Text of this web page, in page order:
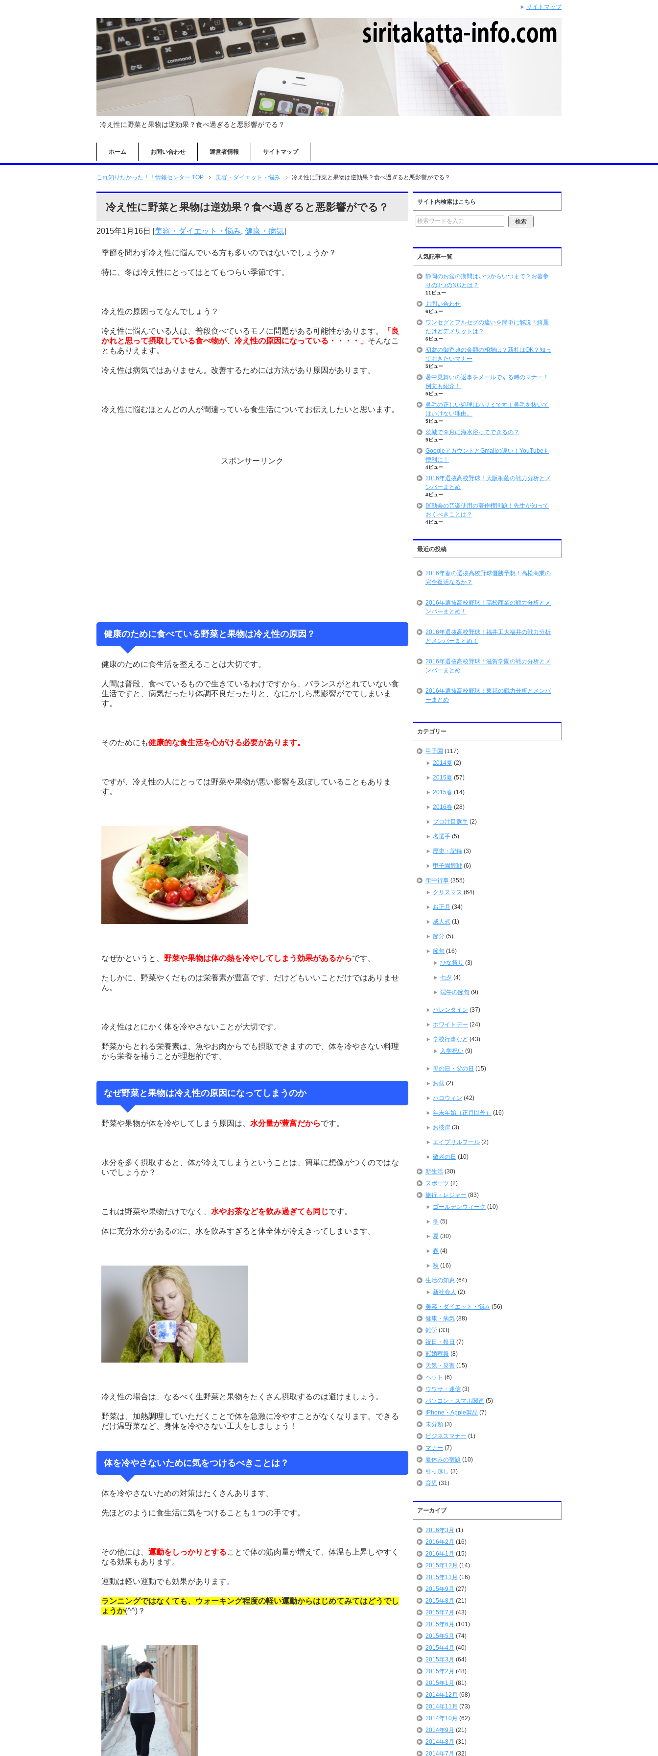
冷え性に野菜と果物は逆効果？食べ過ぎると悪影響がでる？
ホーム お問い合わせ 運営者情報 サイトマップ
これ知りたかった！！情報センター TOP 美容・ダイエット・悩み 冷え性に野菜と果物は逆効果？食べ過ぎると悪影響がでる？
冷え性に野菜と果物は逆効果？食べ過ぎると悪影響がでる？
2015年1月16日 [美容・ダイエット・悩み, 健康・病気]
季節を問わず冷え性に悩んでいる方も多いのではないでしょうか？
特に、冬は冷え性にとってはとてもつらい季節です。
冷え性の原因ってなんでしょう？
冷え性に悩んでいる人は、普段食べているモノに問題がある可能性があります。
「良
かれと思って摂取している食べ物が、冷え性の原因になっている・・・・」 そんなこ
ともありえます。
冷え性は病気ではありません。改善するためには方法があり原因があります。
冷え性に悩むほとんどの人が間違っている食生活についてお伝えしたいと思います。
スポンサーリンク
健康のために食べている野菜と果物は冷え性の原因？
健康のために食生活を整えることは大切です。
人間は普段、食べているもので生きているわけですから、バランスがとれていない食
生活ですと、病気だったり体調不良だったりと、なにかしら悪影響がでてしまいま
す。
そのためにも健康的な食生活を心がける必要があります。
ですが、冷え性の人にとっては野菜や果物が悪い影響を及ぼしていることもありま
す。
なぜかというと、 野菜や果物は体の熱を冷やしてしまう効果があるからです。
たしかに、野菜やくだものは栄養素が豊富です、だけどもいいことだけではありませ
ん。
冷え性はとにかく体を冷やさないことが大切です。
野菜からとれる栄養素は、魚やお肉からでも摂取できますので、体を冷やさない料理
から栄養を補うことが理想的です。
なぜ野菜と果物は冷え性の原因になってしまうのか
野菜や果物が体を冷やしてしまう原因は、 水分量が豊富だからです。
水分を多く摂取すると、体が冷えてしまうということは、簡単に想像がつくのではな
いでしょうか？
これは野菜や果物だけでなく、 水やお茶などを飲み過ぎても同じです。
体に充分水分があるのに、水を飲みすぎると体全体が冷えきってしまいます。
冷え性の場合は、なるべく生野菜と果物をたくさん摂取するのは避けましょう。
野菜は、加熱調理していただくことで体を急激に冷やすことがなくなります。できる
だけ温野菜など、身体を冷やさない工夫をしましょう！
体を冷やさないために気をつけるべきことは？
体を冷やさないための対策はたくさんあります。
先ほどのように食生活に気をつけることも１つの手です。
その他には、 運動をしっかりとすることで体の筋肉量が増えて、体温も上昇しやすく
なる効果もあります。
運動は軽い運動でも効果があります。
ランニングではなくても、ウォーキング程度の軽い運動からはじめてみてはどうでし
ょうか(^^)？
サイト内検索はこちら
人気記事一覧
静岡のお盆の期間はいつからいつまで？お墓参
りの3つのNGとは？
11ビュー
お問い合わせ
6ビュー
ワンセグとフルセグの違いを簡単に解説！綺麗
だけどデメリットは？
6ビュー
初盆の御香典の金額の相場は？新札はOK？知っ
ておきたいマナー
5ビュー
暑中見舞いの返事をメールでする時のマナー！
例文も紹介！
5ビュー
鼻毛の正しい処理はハサミです！鼻毛を抜いて
はいけない理由。
5ビュー
茨城で９月に海水浴ってできるの？
5ビュー
GoogleアカウントとGmailの違い！YouTubeも
便利に！
4ビュー
2016年選抜高校野球！大阪桐蔭の戦力分析とメ
ンバーまとめ
4ビュー
運動会の音楽使用の著作権問題！先生が知って
おくべきことは？
4ビュー
最近の投稿
2016年春の選抜高校野球優勝予想！高松商業の
完全復活なるか？
2016年選抜高校野球！高松商業の戦力分析とメ
ンバーまとめ！
2016年選抜高校野球！福井工大福井の戦力分析
とメンバーまとめ！
2016年選抜高校野球！滋賀学園の戦力分析とメ
ンバーまとめ
2016年選抜高校野球！東邦の戦力分析とメンバ
ーまとめ
カテゴリー
甲子園 (117)
2014夏 (2)
2015夏 (57)
2015春 (14)
2016春 (28)
プロ注目選手 (2)
名選手 (5)
歴史・記録 (3)
甲子園観戦 (6)
年中行事 (355)
クリスマス (64)
お正月 (34)
成人式 (1)
節分 (5)
節句 (16)
ひな祭り (3)
七夕 (4)
端午の節句 (9)
バレンタイン (37)
ホワイトデー (24)
学校行事など (43)
入学祝い (9)
母の日・父の日 (15)
お盆 (2)
ハロウィン (42)
年末年始（正月以外） (16)
お彼岸 (3)
エイプリルフール (2)
敬老の日 (10)
新生活 (30)
スポーツ (2)
旅行・レジャー (83)
ゴールデンウィーク (10)
冬 (5)
夏 (30)
春 (4)
秋 (16)
生活の知恵 (64)
新社会人 (2)
美容・ダイエット・悩み (56)
健康・病気 (88)
雑学 (33)
祝日・祭日 (7)
冠婚葬祭 (8)
天気・災害 (15)
ペット (6)
ウワサ・迷信 (3)
パソコン・スマホ関連 (5)
iPhone・Apple製品 (7)
未分類 (3)
ビジネスマナー (1)
マナー (7)
夏休みの宿題 (10)
引っ越し (3)
育児 (31)
アーカイブ
2016年3月 (1)
2016年2月 (16)
2016年1月 (15)
2015年12月 (14)
2015年11月 (16)
2015年9月 (27)
2015年8月 (21)
2015年7月 (43)
2015年6月 (101)
2015年5月 (74)
2015年4月 (40)
2015年3月 (64)
2015年2月 (48)
2015年1月 (81)
2014年12月 (68)
2014年11月 (73)
2014年10月 (62)
2014年9月 (21)
2014年8月 (31)
2014年7月 (32)
サイトマップ